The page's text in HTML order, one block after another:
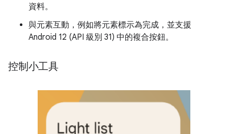
資料。
與元素互動，例如將元素標示為完成，並支援
Android 12 (API 級別 31) 中的複合按鈕。
控制小工具